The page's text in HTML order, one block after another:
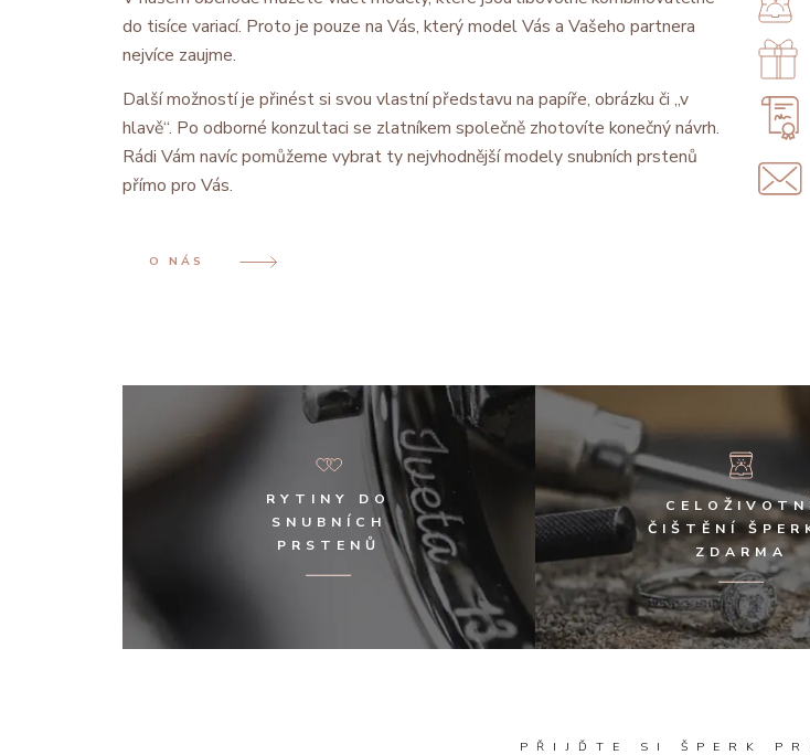
do tisíce variací. Proto je pouze na Vás, který model Vás a Vašeho partnera
nejvíce zaujme.
Další možností je přinést si svou vlastní představu na papíře, obrázku či „v
hlavě“. Po odborné konzultaci se zlatníkem společně zhotovíte konečný návrh.
Rádi Vám navíc pomůžeme vybrat ty nejvhodnější modely snubních prstenů
přímo pro Vás.
O NÁS
RYTINY DO
SNUBNÍCH
PRSTENŮ
ČIŠTĚNÍ
ZDARMA
PŘIJĎTE SI ŠPERK